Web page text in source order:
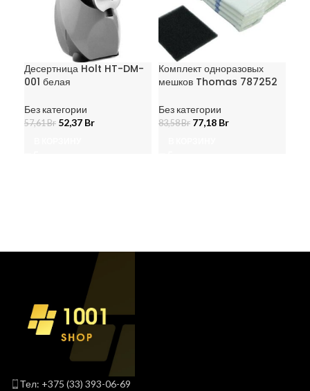
Десертница Holt HT-DM-
001 белая
Без категории
57,61Br 52,37 Br
Комплект одноразовых
мешков Thomas 787252
Без категории
83,58Br 77,18 Br
Тел: +375 (33) 393-06-69